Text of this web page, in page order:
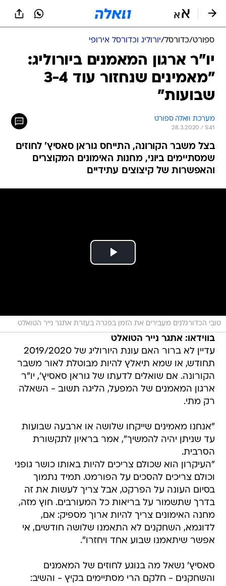
ספורט/כדורסל/יורוליג וכדורסל אירופי
יו"ר ארגון המאמנים ביורוליג:
"מאמינים שנחזור עוד 3-4
שבועות"
מערכת וואלה ספורט
28.3.2020 / 5:41
בצל משבר הקורונה, התייחס גוראן סאסיץ' לחוזים
שמסתיימים ביוני, מחנות האימונים המקוצרים
והאפשרות של קיצוצים עתידיים
טובי הכדורגלנים מעבירים את הזמן בפגרה בעזרת אתגר נייר הטואלט
בווידאו: אתגר נייר הטואלט
עדיין לא ברור האם עונת היורוליג של 2019/2020
תחודש, או שמא תיאלץ להיות מבוטלת לאור משבר
הקורונה. אם שואלים לדעתו של גוראן סאסיץ', יו"ר
ארגון המאמנים של המפעל, הליגה תשוב - השאלה
רק מתי.
"אנחנו מאמינים שייקחו שלושה או ארבעה שבועות
עד שניתן יהיה להמשיך", אמר בראיון לתקשורת
הסרבית.
"העיקרון הוא שכולם צריכים להיות באותו כושר גופני
וכולם צריכים להסכים על הפורמט. תמיד נתמוך
בסיום העונה על הפרקט, אבל צריך לעשות את זה
בדרך שתשמור על בריאות כל המעורבים. חוץ מזה,
מחנה האימונים צריך להיות ארוך מספיק: אם,
לדוגמא, השחקנים לא התאמנו שלושה חודשים, אי
אפשר שיתאמנו שבוע אחד ויחזרו".
סאסיץ' נשאל מה בנוגע לחוזים של המאמנים
והשחקנים - חלקם הרי מסתיימים בקיץ - והשיב: